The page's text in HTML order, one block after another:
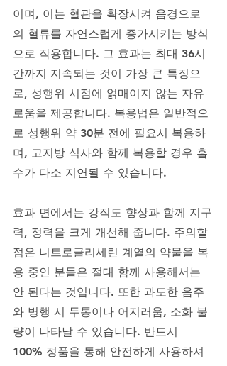
이며, 이는 혈관을 확장시켜 음경으로
의 혈류를 자연스럽게 증가시키는 방식
으로 작용합니다. 그 효과는 최대 36시
간까지 지속되는 것이 가장 큰 특징으
로, 성행위 시점에 얽매이지 않는 자유
로움을 제공합니다. 복용법은 일반적으
로 성행위 약 30분 전에 필요시 복용하
며, 고지방 식사와 함께 복용할 경우 흡
수가 다소 지연될 수 있습니다.
효과 면에서는 강직도 향상과 함께 지구
력, 정력을 크게 개선해 줍니다. 주의할
점은 니트로글리세린 계열의 약물을 복
용 중인 분들은 절대 함께 사용해서는
안 된다는 것입니다. 또한 과도한 음주
와 병행 시 두통이나 어지러움, 소화 불
량이 나타날 수 있습니다. 반드시
100% 정품을 통해 안전하게 사용하셔